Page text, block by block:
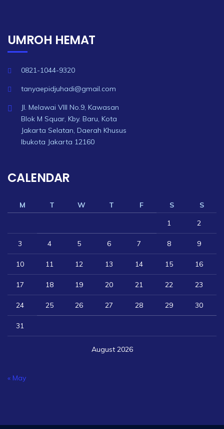
UMROH HEMAT
0821-1044-9320
tanyaepidjuhadi@gmail.com
Jl. Melawai VIII No.9, Kawasan
Blok M Squar, Kby. Baru, Kota
Jakarta Selatan, Daerah Khusus
Ibukota Jakarta 12160
CALENDAR
August 2026
M T W T F S
S
1
2
3 4 5 6 7 8 9
10 11 12 13 14 15 16
17 18 19 20 21 22 23
24 25 26 27 28 29 30
31
« May